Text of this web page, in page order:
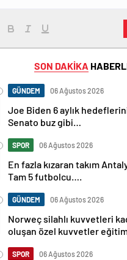
SON DAKİKA
GÜNDEM 06 Ağustos 2026
Joe Biden 6 aylık hedeflerini
Senato buz gibi…
SPOR 06 Ağustos 2026
En fazla kızaran takım
Tam 5 futbolcu….
GÜNDEM 06 Ağustos 2026
Norweç silahlı kuvvetleri
oluşan özel kuvvetler
SPOR 06 Ağustos 2026